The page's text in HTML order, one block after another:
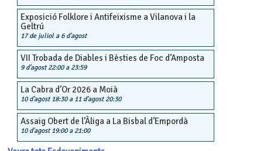
Exposició Folklore i Antifeixisme a Vilanova i la
Geltrú
17 de juliola 6 d'agost
VII Trobada de Diables i Bèsties de Foc d’Amposta
9 d'agost 22:00a 23:59
La Cabra d’Or 2026 a Moià
10 d'agost 18:30a 11 d'agost 20:30
Assaig Obert de l’Àliga a La Bisbal d’Empordà
10 d'agost 19:00a 21:00